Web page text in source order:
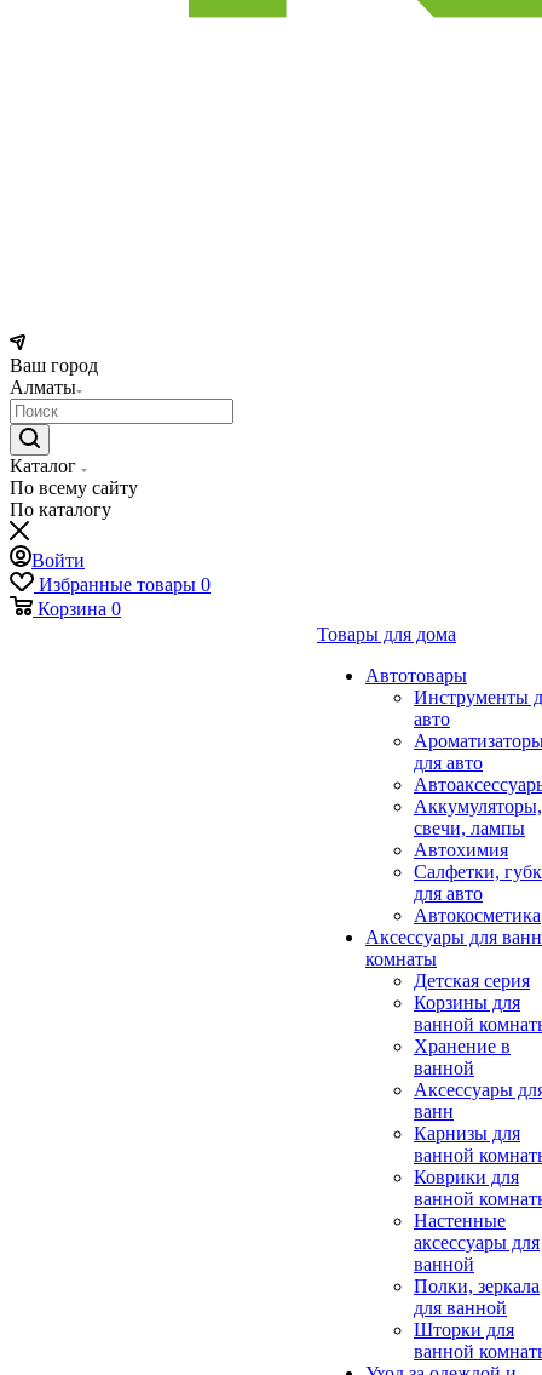
Ваш город
Алматы
Каталог
По всему сайту
По каталогу
Войти
Избранные товары 0
Корзина 0
Товары для дома
Автотовары
Инструменты
авто
для авто
Аккумуляторы,
свечи, лампы
Автохимия
Салфетки,
для авто
Автокосметика
Аксессуары для
комнаты
Детская серия
Корзины для
ванной
Хранение в
ванной
Аксессуары
ванн
Карнизы для
ванной
Коврики для
ванной
Настенные
аксессуары для
ванной
Полки, зеркала
для ванной
Шторки для
ванной